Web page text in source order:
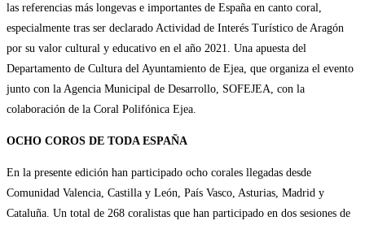
las referencias más longevas e importantes de España en canto coral,
especialmente tras ser declarado Actividad de Interés Turístico de Aragón
por su valor cultural y educativo en el año 2021. Una apuesta del
Departamento de Cultura del Ayuntamiento de Ejea, que organiza el evento
junto con la Agencia Municipal de Desarrollo, SOFEJEA, con la
colaboración de la Coral Polifónica Ejea.
OCHO COROS DE TODA ESPAÑA
En la presente edición han participado ocho corales llegadas desde
Comunidad Valencia, Castilla y León, País Vasco, Asturias, Madrid y
Cataluña. Un total de 268 coralistas que han participado en dos sesiones de